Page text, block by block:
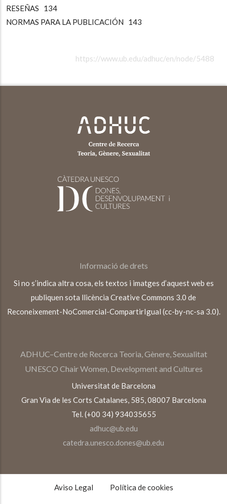
RESEÑAS 134
NORMAS PARA LA PUBLICACIÓN 143
https://www.ub.edu/adhuc/en/node/5488
Informació de drets
Si no s’indica altra cosa, els textos i imatges d’aquest web es
publiquen sota llicència Creative Commons 3.0 de
Reconeixement-NoComercial-CompartirIgual (cc-by-nc-sa 3.0).
ADHUC–Centre de Recerca Teoria, Gènere, Sexualitat
UNESCO Chair Women, Development and Cultures
Universitat de Barcelona
Gran Via de les Corts Catalanes, 585, 08007 Barcelona
Tel. (+00 34) 934035655
adhuc@ub.edu
catedra.unesco.dones@ub.edu
TEXTOS
Aviso Legal Política de cookies